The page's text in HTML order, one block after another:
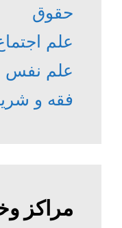
حقوق
علم
علم نفس
فقه و
مراكز